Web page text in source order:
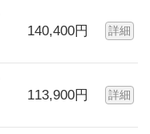
140,400円 詳細
113,900円 詳細